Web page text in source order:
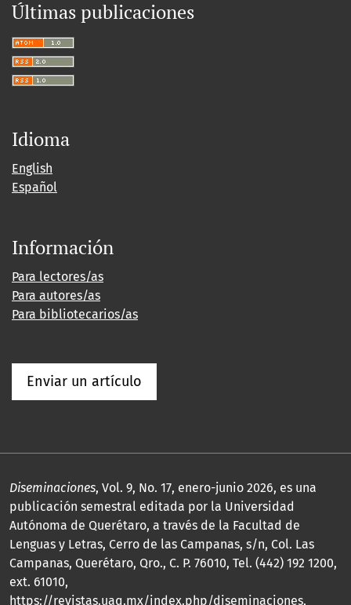
Últimas publicaciones
Idioma
English
Español
Información
Para lectores/as
Para autores/as
Para bibliotecarios/as
Enviar un artículo
Diseminaciones, Vol. 9, No. 17, enero-junio 2026, es una
publicación semestral editada por la Universidad
Autónoma de Querétaro, a través de la Facultad de
Lenguas y Letras, Cerro de las Campanas, s/n, Col. Las
Campanas, Querétaro, Qro., C. P. 76010, Tel. (442) 192 1200,
ext. 61010,
https://revistas.uaq.mx/index.php/diseminaciones,